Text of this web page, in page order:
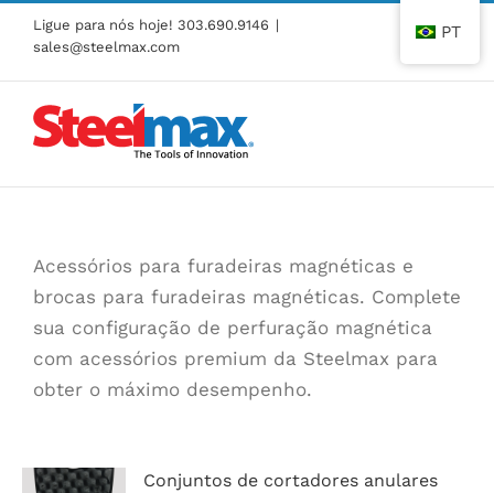
Pular
para
o
conteúdo
Ligue para nós hoje! 303.690.9146 |
sales@steelmax.com
Acessórios para furadeiras magnéticas e
brocas para furadeiras magnéticas. Complete
sua configuração de perfuração magnética
com acessórios premium da Steelmax para
obter o máximo desempenho.
Conjuntos de cortadores anulares
PT